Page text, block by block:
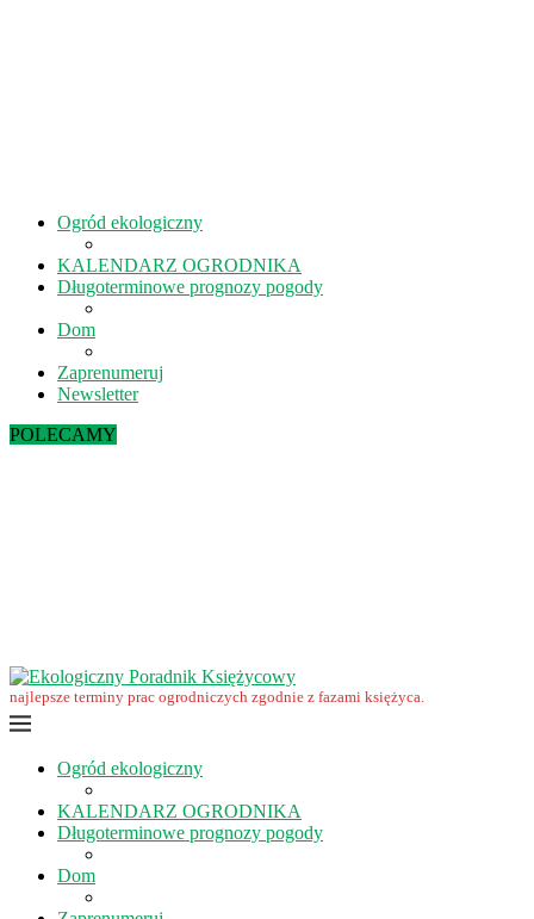
Ogród ekologiczny
KALENDARZ OGRODNIKA
Długoterminowe prognozy pogody
Dom
Zaprenumeruj
Newsletter
POLECAMY
najlepsze terminy prac ogrodniczych zgodnie z fazami księżyca.
Ogród ekologiczny
KALENDARZ OGRODNIKA
Długoterminowe prognozy pogody
Dom